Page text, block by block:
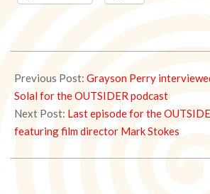
05-
31
Previous Post: Grayson Perry
Solal for the OUTSIDER podcast
Next Post: Last episode for the
featuring film director Mark Stokes